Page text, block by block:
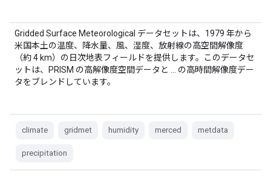
Gridded Surface Meteorological データセットは、1979 年から
米国本土の温度、降水量、風、湿度、放射線の高空間解像度
（約 4 km）の日次地表フィールドを提供します。このデータセ
ットは、PRISM の高解像度空間データと … の高時間解像度デー
タをブレンドしています。
climate gridmet humidity merced metdata
precipitation